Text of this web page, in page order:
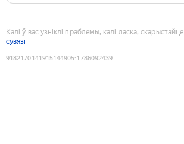
Калі ў вас узніклі праблемы, калі ласка, скарыстайце
сувязі
9182170141915144905:1786092439